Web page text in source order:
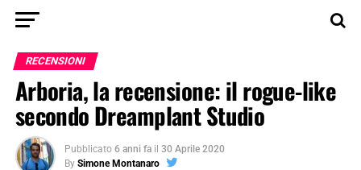
RECENSIONI
Arboria, la recensione: il rogue-like
secondo Dreamplant Studio
Pubblicato 6 anni fa il 30 Aprile 2020
By Simone Montanaro